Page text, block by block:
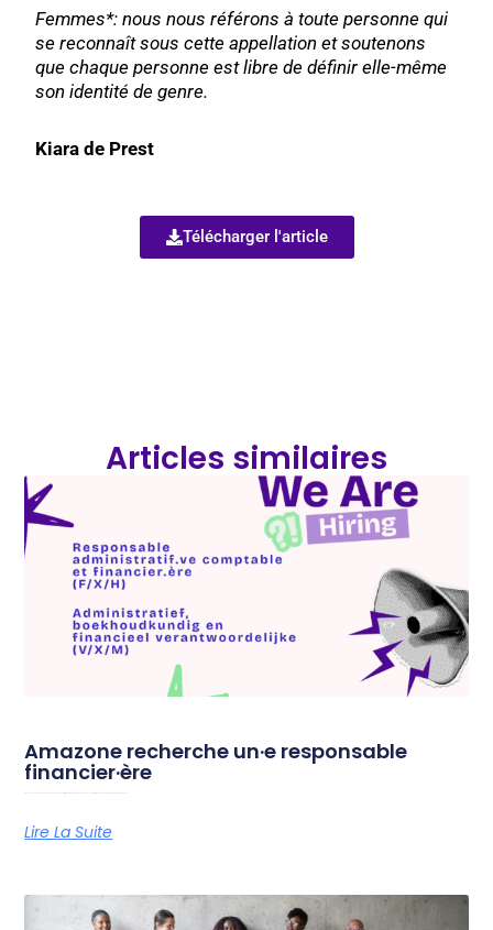
Femmes*: nous nous référons à toute personne qui
se reconnaît sous cette appellation et soutenons
que chaque personne est libre de définir elle-même
son identité de genre.
Kiara de Prest
Télécharger l'article
Articles similaires
Amazone recherche un·e responsable
financier·ère
Lire La Suite